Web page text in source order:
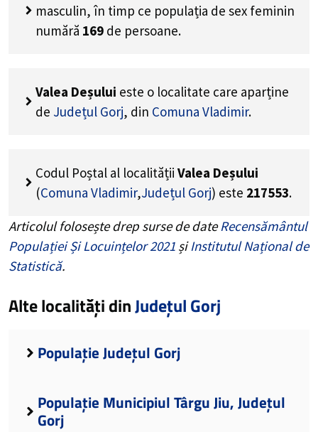
masculin, în timp ce populația de sex feminin
numără 169 de persoane.
Valea Deșului este o localitate care aparține
de Județul Gorj, din Comuna Vladimir.
Codul Poștal al localității Valea Deșului
(Comuna Vladimir,Județul Gorj) este 217553.
Articolul folosește drep surse de dateRecensământul
Populației Și Locuințelor 2021 șiInstitutul Național de
Statistică.
Alte localități dinJudețul Gorj
Populație Județul Gorj
Populație Municipiul Târgu Jiu, Județul
Gorj